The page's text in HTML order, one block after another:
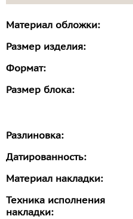
Материал обложки:
Размер изделия:
Формат:
Размер блока:
Разлиновка:
Датированность:
Материал накладки:
Техника исполнения
накладки: